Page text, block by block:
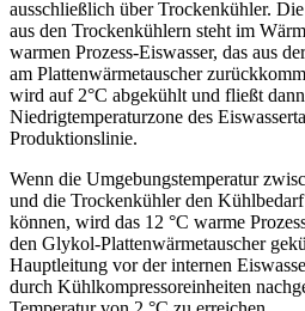
ausschließlich über Trockenkühler.
aus den Trockenkühlern steht im
warmen Prozess-Eiswasser, das aus
am Plattenwärmetauscher
wird auf 2°C abgekühlt und fließt
Niedrigtemperaturzone des
Produktionslinie.
Wenn die Umgebungstemperatur
und die Trockenkühler den
können, wird das 12 °C warme
den Glykol-Plattenwärmetauscher
Hauptleitung vor der internen
durch Kühlkompressoreinheiten